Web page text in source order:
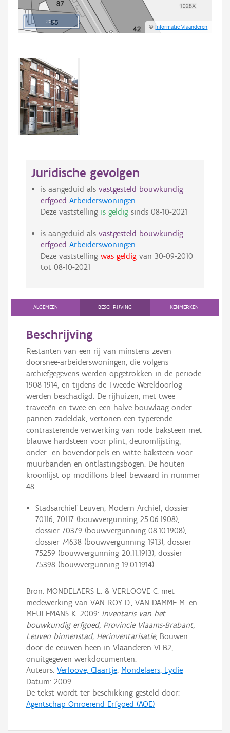
20 m
©Informatie Vlaanderen
Juridische gevolgen
is aangeduid als vastgesteld bouwkundig
erfgoed Arbeiderswoningen
Deze vaststelling is geldigsinds 08-10-2021
is aangeduid als vastgesteld bouwkundig
erfgoed Arbeiderswoningen
Deze vaststelling was geldigvan 30-09-2010
tot 08-10-2021
ALGEMEEN BESCHRIJVING KENMERKEN
Beschrijving
Restanten van een rij van minstens zeven
doorsnee-arbeiderswoningen, die volgens
archiefgegevens werden opgetrokken in de periode
1908-1914, en tijdens de Tweede Wereldoorlog
werden beschadigd. De rijhuizen, met twee
traveeën en twee en een halve bouwlaag onder
pannen zadeldak, vertonen een typerende
contrasterende verwerking van rode baksteen met
blauwe hardsteen voor plint, deuromlijsting,
onder- en bovendorpels en witte baksteen voor
muurbanden en ontlastingsbogen. De houten
kroonlijst op modillons bleef bewaard in nummer
48.
Stadsarchief Leuven, Modern Archief, dossier
70116, 70117 (bouwvergunning 25.06.1908),
dossier 70379 (bouwvergunning 08.10.1908),
dossier 74638 (bouwvergunning 1913), dossier
75259 (bouwvergunning 20.11.1913), dossier
75398 (bouwvergunning 19.01.1914).
Bron: MONDELAERS L. & VERLOOVE C. met
medewerking van VAN ROY D., VAN DAMME M. en
MEULEMANS K. 2009: Inventaris van het
bouwkundig erfgoed, Provincie Vlaams-Brabant,
Leuven binnenstad, Herinventarisatie, Bouwen
door de eeuwen heen in Vlaanderen VLB2,
onuitgegeven werkdocumenten.
Auteurs: Verloove, Claartje; Mondelaers, Lydie
Datum: 2009
De tekst wordt ter beschikking gesteld door:
Agentschap Onroerend Erfgoed (AOE)